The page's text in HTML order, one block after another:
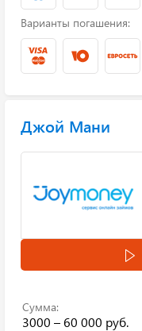
Варианты погашения:
Джой Мани
Сумма:
3000 – 60 000 руб.